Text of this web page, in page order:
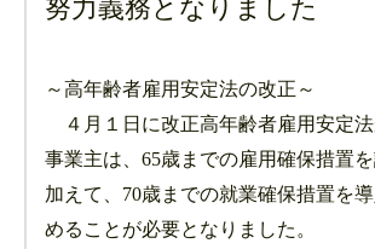
努力義務となりました
～高年齢者雇用安定法の改正～
４月１日に改正高年齢者雇用安定法
事業主は、65歳までの雇用確保措置
加えて、70歳までの就業確保措置を
めることが必要となりました。